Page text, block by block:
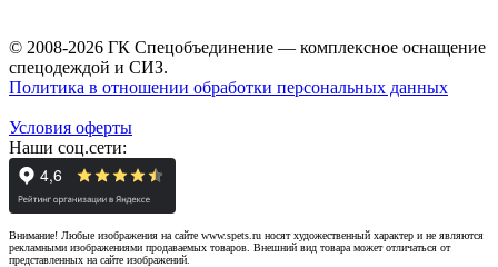
© 2008-2026 ГК Спецобъединение — комплексное оснащение
спецодеждой и СИЗ.
Политика в отношении обработки персональных данных
Условия оферты
Наши соц.сети:
Внимание! Любые изображения на сайте www.spets.ru носят художественный характер и не являются
рекламными изображениями продаваемых товаров. Внешний вид товара может отличаться от
представленных на сайте изображений.